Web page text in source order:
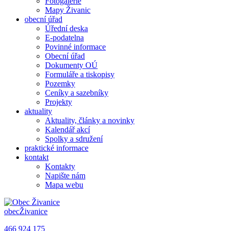
Mapy Živanic
obecní úřad
Úřední deska
E-podatelna
Povinné informace
Obecní úřad
Dokumenty OÚ
Formuláře a tiskopisy
Pozemky
Ceníky a sazebníky
Projekty
aktuality
Aktuality, články a novinky
Kalendář akcí
Spolky a sdružení
praktické informace
kontakt
Kontakty
Napište nám
Mapa webu
obecŽivanice
466 924 175